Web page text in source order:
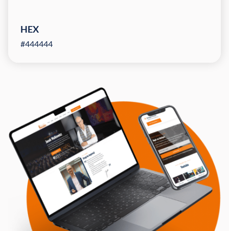
HEX
#444444